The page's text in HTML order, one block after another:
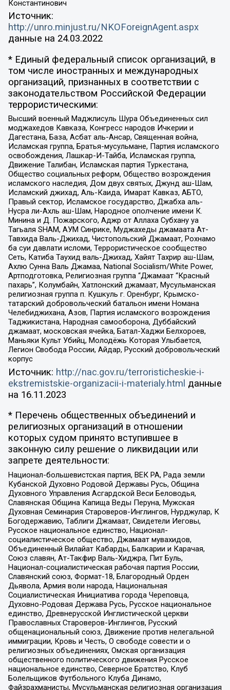
Константинович
Источник:
http://unro.minjust.ru/NKOForeignAgent.aspx
данные на 24.03.2022
* Единый федеральный список организаций, в
том числе иностранных и международных
организаций, признанных в соответствии с
законодательством Российской Федерации
террористическими:
Высший военный Маджлисуль Шура Объединенных сил
моджахедов Кавказа, Конгресс народов Ичкерии и
Дагестана, База, Асбат аль-Ансар, Священная война,
Исламская группа, Братья-мусульмане, Партия исламского
освобождения, Лашкар-И-Тайба, Исламская группа,
Движение Талибан, Исламская партия Туркестана,
Общество социальных реформ, Общество возрождения
исламского наследия, Дом двух святых, Джунд аш-Шам,
Исламский джихад, Аль-Каида, Имарат Кавказ, АБТО,
Правый сектор, Исламское государство, Джабха аль-
Нусра ли-Ахль аш-Шам, Народное ополчение имени К.
Минина и Д. Пожарского, Аджр от Аллаха Субхану уа
Тагьаля SHAM, АУМ Синрике, Муджахеды джамаата Ат-
Тавхида Валь-Джихад, Чистопольский Джамаат, Рохнамо
ба суи давлати исломи, Террористическое сообщество
Сеть, Катиба Таухид валь-Джихад, Хайят Тахрир аш-Шам,
Ахлю Сунна Валь Джамаа, National Socialism/White Power,
Артподготовка, Религиозная группа “Джамаат “Красный
пахарь”, Колумбайн, Хатлонский джамаат, Мусульманская
религиозная группа п. Кушкуль г. Оренбург, Крымско-
татарский добровольческий батальон имени Номана
Челебиджихана, Азов, Партия исламского возрождения
Таджикистана, Народная самооборона, Дуббайский
джамаат, московская ячейка, Батал-Хаджи Белхороев,
Маньяки Культ Убийц, Молодёжь Которая Улыбается,
Легион Свобода России, Айдар, Русский добровольческий
корпус
Источник: http://nac.gov.ru/terroristicheskie-i-
ekstremistskie-organizacii-i-materialy.html данные
на 16.11.2023
* Перечень общественных объединений и
религиозных организаций в отношении
которых судом принято вступившее в
законную силу решение о ликвидации или
запрете деятельности:
Национал-большевистская партия, ВЕК РА, Рада земли
Кубанской Духовно Родовой Державы Русь, Община
Духовного Управления Асгардской Веси Беловодья,
Славянская Община Капища Веды Перуна, Мужская
Духовная Семинария Староверов-Инглингов, Нурджулар, К
Богодержавию, Таблиги Джамаат, Свидетели Иеговы,
Русское национальное единство, Национал-
социалистическое общество, Джамаат мувахидов,
Объединенный Вилайат Кабарды, Балкарии и Карачая,
Союз славян, Ат-Такфир Валь-Хиджра, Пит Буль,
Национал-социалистическая рабочая партия России,
Славянский союз, Формат-18, Благородный Орден
Дьявола, Армия воли народа, Национальная
Социалистическая Инициатива города Череповца,
Духовно-Родовая Держава Русь, Русское национальное
единство, Древнерусской Инглистической церкви
Православных Староверов-Инглингов, Русский
общенациональный союз, Движение против нелегальной
иммиграции, Кровь и Честь, О свободе совести и о
религиозных объединениях, Омская организация
общественного политического движения Русское
национальное единство, Северное Братство, Клуб
Болельщиков Футбольного Клуба Динамо,
Файзрахманисты, Мусульманская религиозная организация